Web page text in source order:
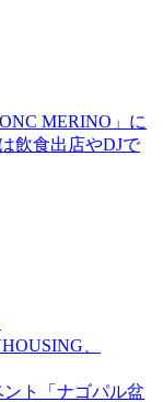
MERINO」に
飲食出店やDJで
、
ト「ナゴパル盆